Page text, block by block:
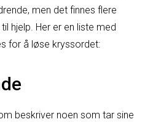
men det finnes flere
hjelp. Her er en liste med
for å løse kryssordet:
beskriver noen som tar sine